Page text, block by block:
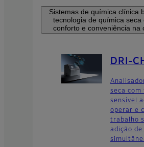
Sistemas de química clínica
tecnologia de química seca
conforto e conveniência na
DRI-
seca
sensível
operar e
trabalho
adição